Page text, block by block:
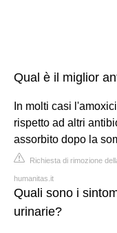
Qual è il miglior
In molti casi
rispetto ad altri
assorbito dopo la
Richiesta di rimozione
humanitas.it
Quali sono i
urinarie?